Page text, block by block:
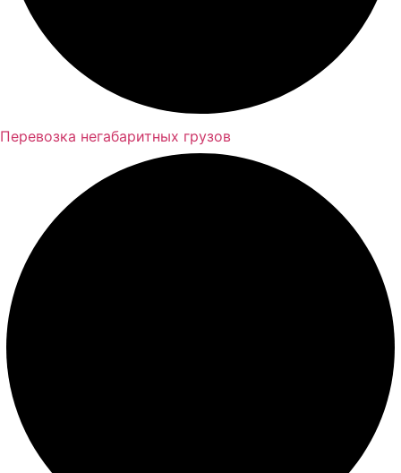
Перевозка негабаритных грузов